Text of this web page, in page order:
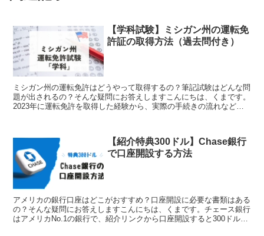
【学科試験】ミシガン州の運転免
許証の取得方法（過去問付き）
ミシガン州の運転免許はどうやって取得するの？筆記試験はどんな問
題が出されるの？そんな疑問にお答えしますこんにちは、くまです。
2023年に運転免許を取得した経験から、実際の手続きの流れなどに
【紹介特典300ドル】Chase銀行
で口座開設する方法
アメリカの銀行口座はどこがおすすめ？口座開設に必要な書類はある
の？そんな疑問にお答えしますこんにちは、くまです。チェース銀行
はアメリカNo.1の銀行で、紹介リンクから口座開設すると300ドルも